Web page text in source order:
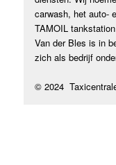
carwash, het auto-
TAMOIL
Van der Bles is in
zich als bedrijf
© 2024